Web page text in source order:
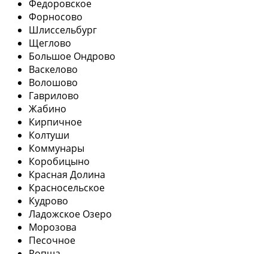
Федоровское
Форносово
Шлиссельбург
Щеглово
Большое Ондрово
Васкелово
Волошово
Гаврилово
Жабино
Кирпичное
Колтуши
Коммунары
Коробицыно
Красная Долина
Красносельское
Кудрово
Ладожское Озеро
Морозова
Песочное